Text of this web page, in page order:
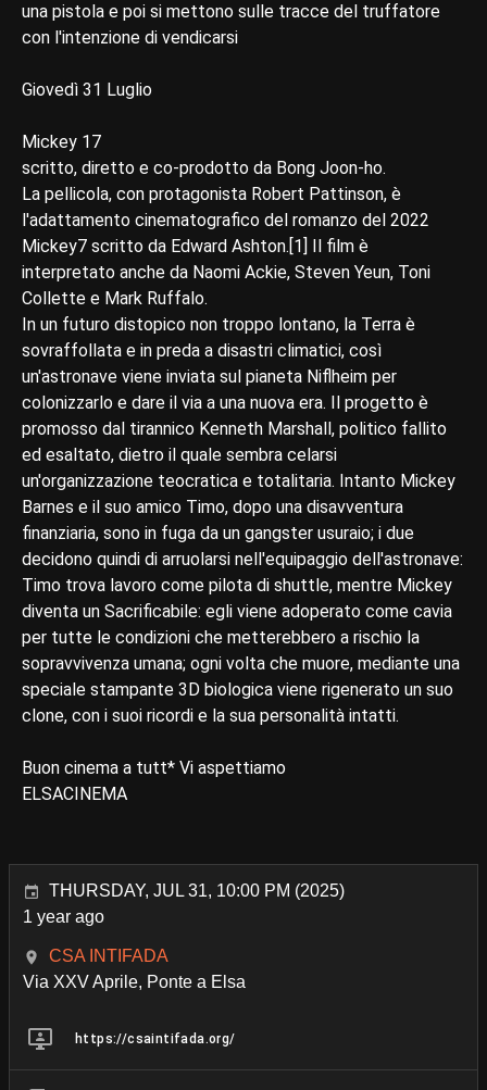
una pistola e poi si mettono sulle tracce del truffatore
con l'intenzione di vendicarsi
Giovedì 31 Luglio
Mickey 17
scritto, diretto e co-prodotto da Bong Joon-ho.
La pellicola, con protagonista Robert Pattinson, è
l'adattamento cinematografico del romanzo del 2022
Mickey7 scritto da Edward Ashton.[1] Il film è
interpretato anche da Naomi Ackie, Steven Yeun, Toni
Collette e Mark Ruffalo.
In un futuro distopico non troppo lontano, la Terra è
sovraffollata e in preda a disastri climatici, così
un'astronave viene inviata sul pianeta Niflheim per
colonizzarlo e dare il via a una nuova era. Il progetto è
promosso dal tirannico Kenneth Marshall, politico fallito
ed esaltato, dietro il quale sembra celarsi
un'organizzazione teocratica e totalitaria. Intanto Mickey
Barnes e il suo amico Timo, dopo una disavventura
finanziaria, sono in fuga da un gangster usuraio; i due
decidono quindi di arruolarsi nell'equipaggio dell'astronave:
Timo trova lavoro come pilota di shuttle, mentre Mickey
diventa un Sacrificabile: egli viene adoperato come cavia
per tutte le condizioni che metterebbero a rischio la
sopravvivenza umana; ogni volta che muore, mediante una
speciale stampante 3D biologica viene rigenerato un suo
clone, con i suoi ricordi e la sua personalità intatti.
Buon cinema a tutt* Vi aspettiamo
ELSACINEMA
THURSDAY, JUL 31, 10:00 PM (2025)
1 year ago
CSA INTIFADA
Via XXV Aprile, Ponte a Elsa
https://csaintifada.org/